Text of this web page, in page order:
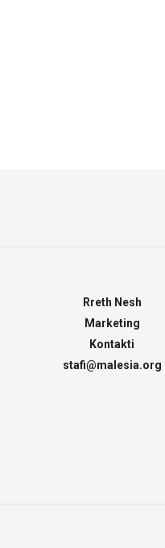
Rreth Nesh
Marketing
Kontakti
stafi@malesia.org